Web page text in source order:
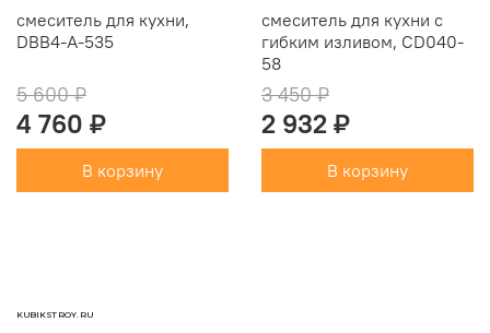
смеситель для кухни,
DBB4-A-535
5 600 ₽
4 760 ₽
В корзину
смеситель для кухни с
гибким изливом, CD040-
58
3 450 ₽
2 932 ₽
В корзину
KUBIKSTROY.RU